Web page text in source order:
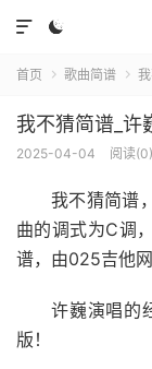


首页  歌曲简谱 
我不猜简谱_许
2025-04-04 阅读(0)
我不猜简谱
曲的调式为C调
谱，由025吉他网
许巍演唱的
版！